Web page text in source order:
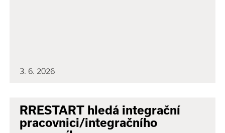
3. 6. 2026
RRESTART hledá integrační
pracovnici/integračního